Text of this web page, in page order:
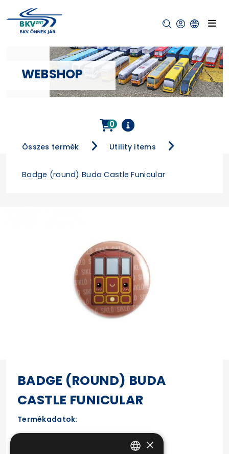
WEBSHOP
Összes termék Utility items
Badge (round) Buda Castle Funicular
0
BADGE (ROUND) BUDA
CASTLE FUNICULAR
Termékadatok:
Size: 44 mm
×